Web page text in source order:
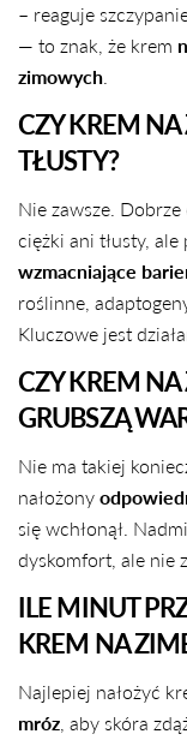
– reaguje
— to znak, że krem
zimowych
CZY KREM
TŁUSTY?
Nie zawsze.
ciężki ani tłusty,
wzmacniające
roślinne,
Kluczowe jest
CZY KREM
GRUBSZĄ
Nie ma takiej
nałożony
się wchłonął.
dyskomfort, ale nie
ILE MINUT
KREM NA
Najlepiej nałożyć
mróz , aby skóra
Udostępnij
na na